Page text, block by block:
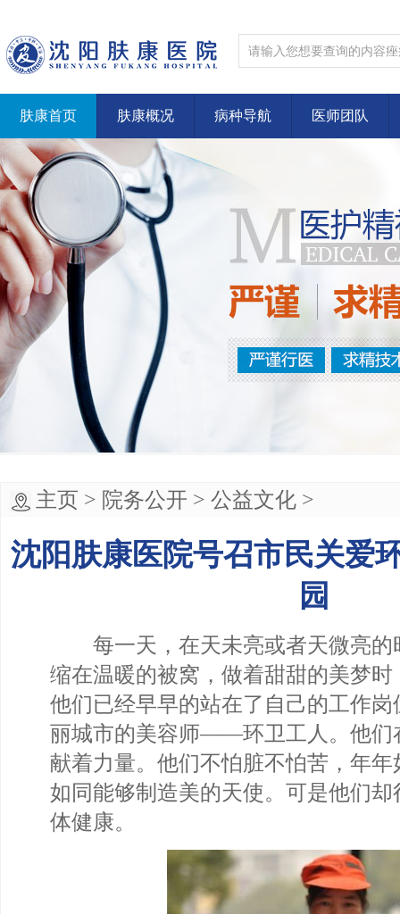
肤康首页 肤康概况 病种导航 医师团队
主页 > 院务公开 > 公益文化 >
沈阳肤康医院号召市民关爱
园
每一天，在天未亮或者天微亮的
缩在温暖的被窝，做着甜甜的美梦
他们已经早早的站在了自己的工作
丽城市的美容师——环卫工人。他们
献着力量。他们不怕脏不怕苦，年
如同能够制造美的天使。可是他们
体健康。